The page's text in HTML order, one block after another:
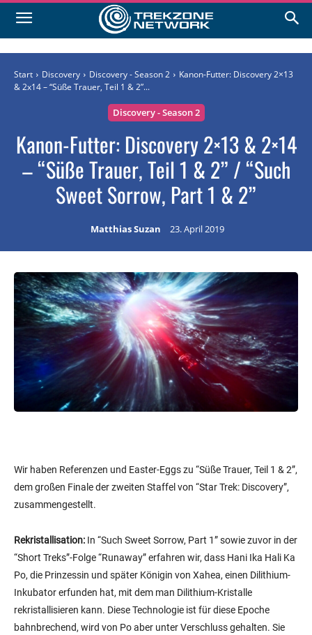
Start Discovery Discovery - Season 2
Kanon-Futter: Discovery 2×13
& 2x14 – “Süße Trauer, Teil 1 & 2”...
Discovery - Season 2
Kanon-Futter: Discovery 2×13 & 2×14
– “Süße Trauer, Teil 1 & 2” / “Such
Sweet Sorrow, Part 1 & 2”
Matthias Suzan 23. April 2019
Wir haben Referenzen und Easter-Eggs zu “Süße Trauer, Teil 1 & 2”,
dem großen Finale der zweiten Staffel von “Star Trek: Discovery”,
zusammengestellt.
Rekristallisation: In “Such Sweet Sorrow, Part 1” sowie zuvor in der
“Short Treks”-Folge “Runaway” erfahren wir, dass Hani Ika Hali Ka
Po, die Prinzessin und später Königin von Xahea, einen Dilithium-
Inkubator erfunden hat, mit dem man Dilithium-Kristalle
rekristallisieren kann. Diese Technologie ist für diese Epoche
bahnbrechend, wird von Po aber unter Verschluss gehalten. Sie